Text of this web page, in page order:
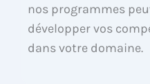
nos programmes
développer vos
dans votre domaine.